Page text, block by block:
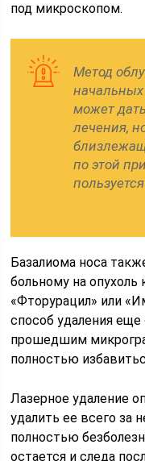
под микроскопом.
Метод
начальных
может
лечения,
по этой
Базалиома носа
больному на опухоль
«Фторурацил» или
способ удаления
прошедшим
полностью
Лазерное удаление
удалить ее всего за
полностью
остается и следа